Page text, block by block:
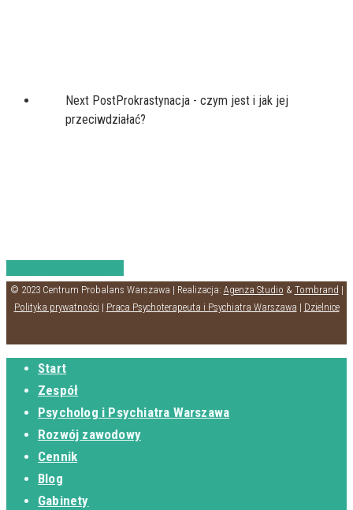
Next PostProkrastynacja - czym jest i jak jej
przeciwdziałać?
© 2023 Centrum Probalans Warszawa | Realizacja: Agenza Studio & Tombrand |
Polityka prywatności | Praca Psychoterapeuta i Psychiatra Warszawa | Dzielnice
Start
Zespół
Psycholog i Psychiatra Warszawa
Rozwój zawodowy
Cennik
Blog
Gabinety